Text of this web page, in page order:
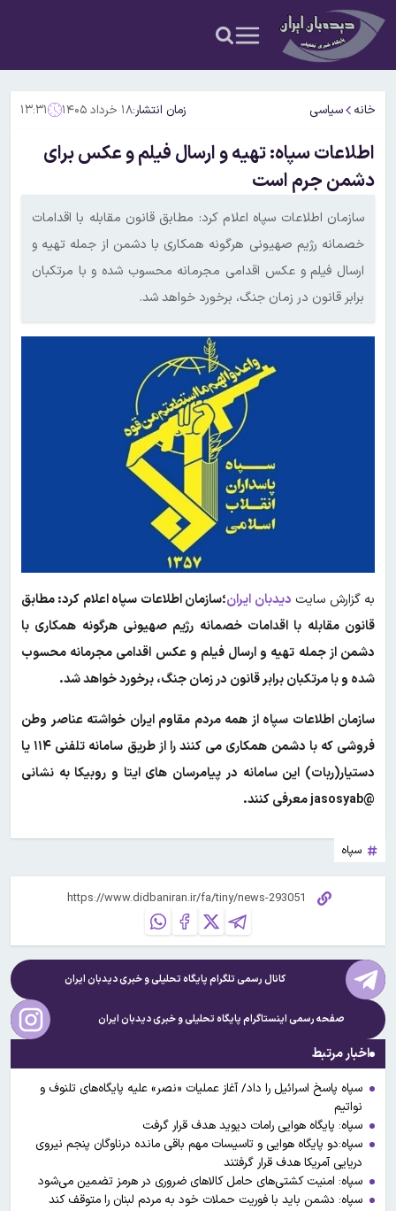
خانه سیاسی زمان انتشار:۱۸ خرداد ۱۴۰۵ ۱۳:۳۱
اطلاعات سپاه: تهیه و ارسال فیلم و عکس برای
دشمن جرم است
سازمان اطلاعات سپاه اعلام کرد: مطابق قانون مقابله با اقدامات
خصمانه رژیم صهیونی هرگونه همکاری با دشمن از جمله تهیه و
ارسال فیلم و عکس اقدامی مجرمانه محسوب شده و با مرتکبان
برابر قانون در زمان جنگ، برخورد خواهد شد.
به گزارش سایت دیدبان ایران؛سازمان اطلاعات سپاه اعلام کرد: مطابق
قانون مقابله با اقدامات خصمانه رژیم صهیونی هرگونه همکاری با
دشمن از جمله تهیه و ارسال فیلم و عکس اقدامی مجرمانه محسوب
شده و با مرتکبان برابر قانون در زمان جنگ، برخورد خواهد شد.
سازمان اطلاعات سپاه از همه مردم مقاوم ایران خواشته عناصر وطن
فروشی که با دشمن همکاری می کنند را از طریق سامانه تلفنی ۱۱۴ یا
دستیار(ربات) این سامانه در پیامرسان های ایتا و روبیکا به نشانی
@jasosyab معرفی کنند.
سپاه
کانال رسمی تلگرام پایگاه تحلیلی و خبریدیدبان ایران
صفحه رسمی اینستاگرام پایگاه تحلیلی و خبریدیدبان ایران
اخبار مرتبط
سپاه پاسخ اسرائیل را داد/ آغاز عملیات «نصر» علیه پایگاه‌های تلنوف و
نواتیم
سپاه: پایگاه هوایی رامات دیوید هدف قرار گرفت
سپاه:دو پایگاه هوایی و تاسیسات مهم باقی مانده درناوگان پنجم نیروی
دریایی آمریکا هدف قرار گرفتند
سپاه: امنیت کشتی‌های حامل کالاهای ضروری در هرمز تضمین می‌شود
سپاه: دشمن باید با فوریت حملات خود به مردم لبنان را متوقف کند